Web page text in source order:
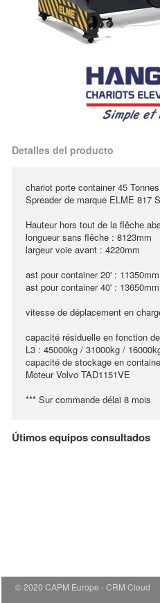
Detalles del producto
chariot porte container 45
Spreader de marque ELME 817
Hauteur hors tout de la flêche
longueur sans flêche : 8123mm
largeur voie avant : 4220mm
ast pour container 20' : 11350mm
ast pour container 40' : 13650mm
vitesse de déplacement en
capacité résiduelle en fonction
L3 : 45000kg / 31000kg /
capacité de stockage en
Moteur Volvo TAD1151VE
*** Sur commande délai 8 mois
Útimos equipos consultados
© 2020 CAPM Europe
CRM Cloud